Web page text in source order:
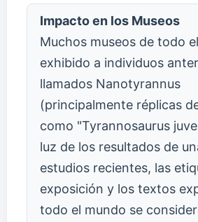
Impacto en los Museos
Muchos museos de todo
exhibido a individuos
llamados Nanotyrannus
(principalmente réplicas
como "Tyrannosaurus
luz de los resultados de
estudios recientes, las
exposición y los textos
todo el mundo se